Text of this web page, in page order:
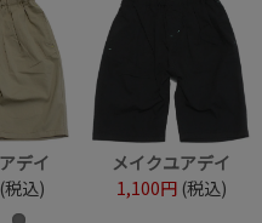
デイ
(税込)
メイクユアデイ
1,100円 (税込)